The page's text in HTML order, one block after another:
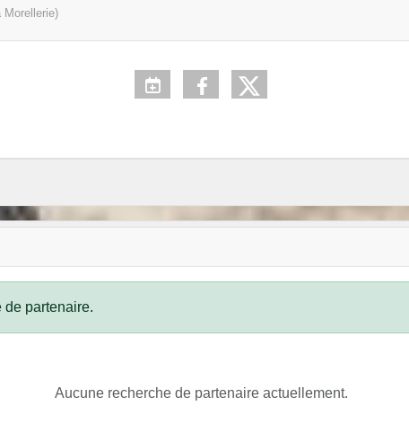
Morellerie)
de partenaire.
Aucune recherche de partenaire actuellement.